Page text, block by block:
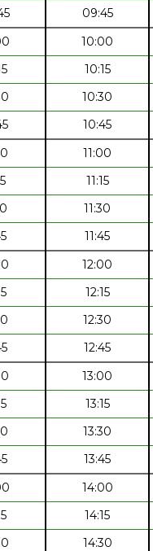
09:45
10:00
10:15
10:30
10:45
11:00
11:15
11:30
11:45
12:00
12:15
12:30
12:45
13:00
13:15
13:30
13:45
14:00
14:15
14:30